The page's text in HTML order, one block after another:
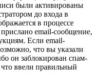
были активированы
до входа в
в процессе
email-сообщение,
Если email-
что вы указали
он заблокирован спам-
ввели правильный